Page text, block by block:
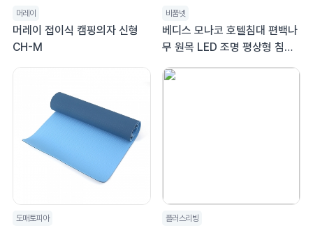
머레이
머레이 접이식 캠핑의자 신형
CH-M
비품넷
베디스 모나코 호텔침대 편백나
무 원목 LED 조명 평상형 침대
프레임 SS (슈퍼싱글)
도매토피아 플러스리빙